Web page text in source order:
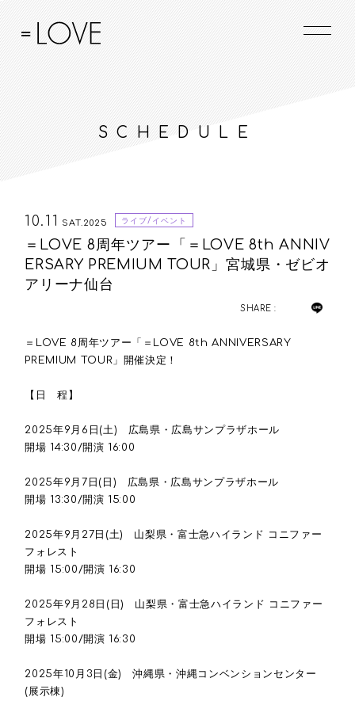
SCHEDULE
10.11 SAT.2025 ライブ/イベント
＝LOVE 8周年ツアー「＝LOVE 8th ANNIV
ERSARY PREMIUM TOUR」宮城県・ゼビオ
アリーナ仙台
SHARE :
＝LOVE 8周年ツアー「＝LOVE 8th ANNIVERSARY
PREMIUM TOUR」開催決定！
【日 程】
2025年9月6日(土) 広島県・広島サンプラザホール
開場 14:30/開演 16:00
2025年9月7日(日) 広島県・広島サンプラザホール
開場 13:30/開演 15:00
2025年9月27日(土) 山梨県・富士急ハイランド コニファー
フォレスト
開場 15:00/開演 16:30
2025年9月28日(日) 山梨県・富士急ハイランド コニファー
フォレスト
開場 15:00/開演 16:30
2025年10月3日(金) 沖縄県・沖縄コンベンションセンター
(展示棟)